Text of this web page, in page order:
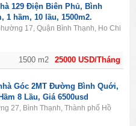
25000 USD/Tháng
1500 m2
129 Điện Biên Phủ, Bình
1 hầm, 10 lầu, 1500m2.
17, Quận Bình Thạnh, Ho Chi
Góc 2MT Đường Bình Quới,
8 Lầu, Giá 6500usd
27, Bình Thạnh, Thành phố Hồ